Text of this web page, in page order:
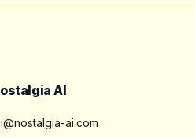
AI
ai.com